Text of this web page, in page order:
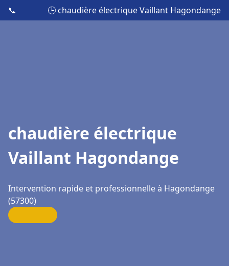
📞 🕒 chaudière électrique Vaillant Hagondange
chaudière électrique
Vaillant Hagondange
Intervention rapide et professionnelle à Hagondange
(57300)